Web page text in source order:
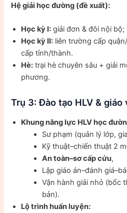
Hệ giải học đường (đề xuất):
Học kỳ I: giải đơn & đôi nội
Học kỳ II: liên trường cấp
cấp tỉnh/thành.
Hè: trại hè chuyên sâu + giải
phương.
Trụ 3: Đào tạo HLV & giáo
Khung năng lực HLV học
Sư phạm (quản lý lớp,
Kỹ thuật–chiến thuật 2
An toàn–sơ cấp cứu,
Lập giáo án–đánh
Vận hành giải nhỏ (bốc
bản).
Lộ trình huấn luyện: